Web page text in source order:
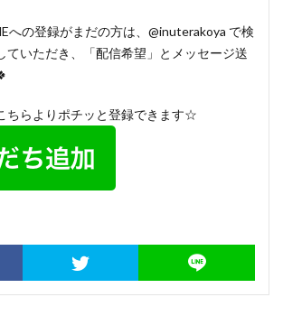
への登録がまだの方は、@inuterakoya で検
いただき、「配信希望」とメッセージ送
ちらよりポチッと登録できます☆